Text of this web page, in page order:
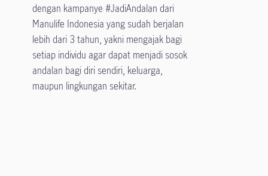
dengan kampanye #JadiAndalan dari
Manulife Indonesia yang sudah berjalan
lebih dari 3 tahun, yakni mengajak bagi
setiap individu agar dapat menjadi sosok
andalan bagi diri sendiri, keluarga,
maupun lingkungan sekitar.